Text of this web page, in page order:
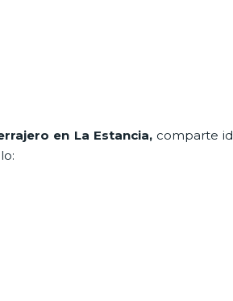
en La Estancia, comparte